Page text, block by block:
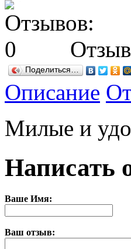
Поделиться…
Описание
Милые и
Написать
Ваше Имя:
Ваш отзыв: